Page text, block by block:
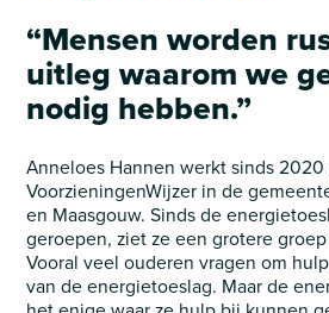
“Mensen worden
uitleg waarom we
nodig hebben.”
Anneloes Hannen werkt sinds
VoorzieningenWijzer in de
en Maasgouw. Sinds de
geroepen, ziet ze een grotere
Vooral veel ouderen vragen om
van de energietoeslag. Maar de